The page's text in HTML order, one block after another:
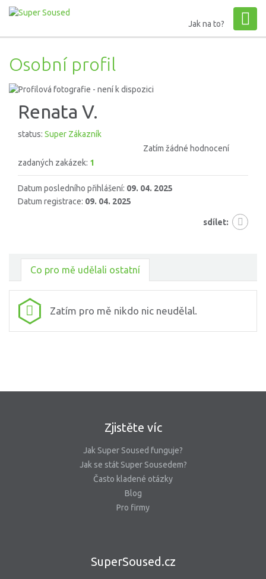
Jak na to?
Osobní profil
Renata V.
status: Super Zákazník
Zatím žádné hodnocení
zadaných zakázek: 1
Datum posledního přihlášení: 09. 04. 2025
Datum registrace: 09. 04. 2025
sdílet:
Co pro mě udělali ostatní
Zatím pro mě nikdo nic neudělal.
Zjistěte víc
Jak Super Soused funguje?
Jak se stát Super Sousedem?
Často kladené otázky
Blog
Pro firmy
SuperSoused.cz